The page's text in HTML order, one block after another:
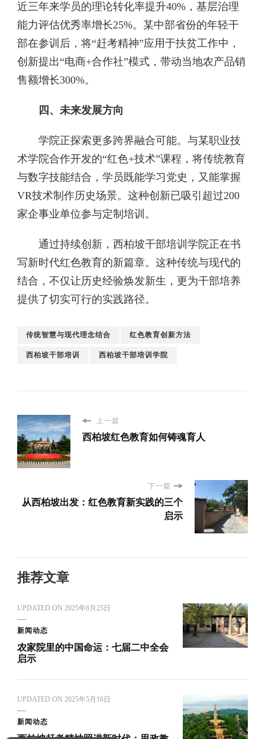
近三年来学员的理论转化率提升40%，基层治理
能力评估优秀率增长25%。某中部省份的年轻干
部在参训后，将“赶考精神”应用于扶贫工作中，
创新提出“电商+合作社”模式，带动当地农产品销
售额增长300%。
四、未来发展方向
学院正探索更多跨界融合可能。与某职业技
术学院合作开发的“红色+技术”课程，将传统教育
与数字技能结合，学员既能学习党史，又能掌握
VR技术制作历史场景。这种创新已吸引超过200
家企事业单位参与定制培训。
通过持续创新，西柏坡干部培训学院正在书
写新时代红色教育的新篇章。这种传统与现代的
结合，不仅让历史经验焕发新生，更为干部培养
提供了切实可行的实践路径。
传统智慧与现代理念结合 红色教育创新方法
西柏坡干部培训 西柏坡干部培训学院
上一篇
西柏坡红色教育如何铸魂育人
下一篇
从西柏坡出发：红色教育新实践的三个
启示
推荐文章
UPDATED ON 2025年6月25日
新闻动态
农家院里的中国命运：七届二中全会
启示
UPDATED ON 2025年5月16日
新闻动态